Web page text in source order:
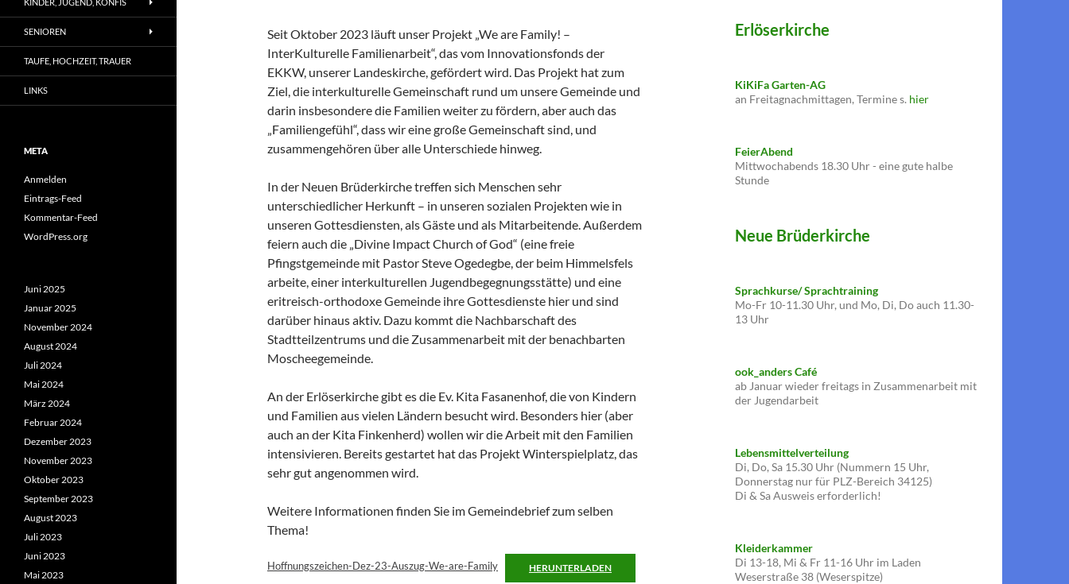
Seit Oktober 2023 läuft unser Projekt „We are Family! –
InterKulturelle Familienarbeit“, das vom Innovationsfonds der
EKKW, unserer Landeskirche, gefördert wird. Das Projekt hat zum
Ziel, die interkulturelle Gemeinschaft rund um unsere Gemeinde und
darin insbesondere die Familien weiter zu fördern, aber auch das
„Familiengefühl“, dass wir eine große Gemeinschaft sind, und
zusammengehören über alle Unterschiede hinweg.
In der Neuen Brüderkirche treffen sich Menschen sehr
unterschiedlicher Herkunft – in unseren sozialen Projekten wie in
unseren Gottesdiensten, als Gäste und als Mitarbeitende. Außerdem
feiern auch die „Divine Impact Church of God“ (eine freie
Pfingstgemeinde mit Pastor Steve Ogedegbe, der beim Himmelsfels
arbeite, einer interkulturellen Jugendbegegnungsstätte) und eine
eritreisch-orthodoxe Gemeinde ihre Gottesdienste hier und sind
darüber hinaus aktiv. Dazu kommt die Nachbarschaft des
Stadtteilzentrums und die Zusammenarbeit mit der benachbarten
Moscheegemeinde.
An der Erlöserkirche gibt es die Ev. Kita Fasanenhof, die von Kindern
und Familien aus vielen Ländern besucht wird. Besonders hier (aber
auch an der Kita Finkenherd) wollen wir die Arbeit mit den Familien
intensivieren. Bereits gestartet hat das Projekt Winterspielplatz, das
sehr gut angenommen wird.
Weitere Informationen finden Sie im Gemeindebrief zum selben
Thema!
Hoffnungszeichen-Dez-23-Auszug-We-are-Family HERUNTERLADEN
Erlöserkirche
KiKiFa Garten-AG
an Freitagnachmittagen, Termine s. hier
FeierAbend
Mittwochabends 18.30 Uhr - eine gute halbe
Stunde
Neue Brüderkirche
Sprachkurse/ Sprachtraining
Mo-Fr 10-11.30 Uhr, und Mo, Di, Do auch 11.30-
13 Uhr
ook_anders Café
ab Januar wieder freitags in Zusammenarbeit mit
der Jugendarbeit
Lebensmittelverteilung
Di, Do, Sa 15.30 Uhr (Nummern 15 Uhr,
Donnerstag nur für PLZ-Bereich 34125)
Di & Sa Ausweis erforderlich!
Kleiderkammer
Di 13-18, Mi & Fr 11-16 Uhr im Laden
Weserstraße 38 (Weserspitze)
SENIOREN
TAUFE, HOCHZEIT, TRAUER
LINKS
META
Anmelden
Eintrags-Feed
Kommentar-Feed
WordPress.org
Juni 2025
Januar 2025
November 2024
August 2024
Juli 2024
Mai 2024
März 2024
Februar 2024
Dezember 2023
November 2023
Oktober 2023
September 2023
August 2023
Juli 2023
Juni 2023
Mai 2023